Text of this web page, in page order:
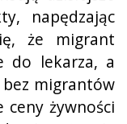
napędzając
że migrant
do lekarza, a
migrantów
żywności